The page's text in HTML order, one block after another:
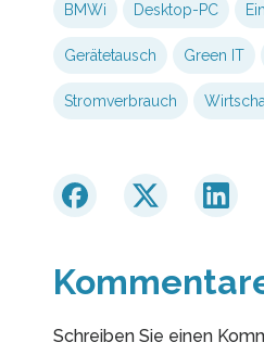
BMWi Desktop-PC
Gerätetausch Green IT
Stromverbrauch
Schreiben Sie einen